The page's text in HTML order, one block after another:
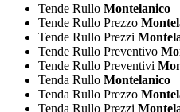
Tende Rullo Montelanico
Tende Rullo Prezzo
Tende Rullo Prezzi
Tende Rullo Preventivo
Tende Rullo Preventivi
Tenda Rullo Montelanico
Tenda Rullo Prezzo
Tenda Rullo Prezzi